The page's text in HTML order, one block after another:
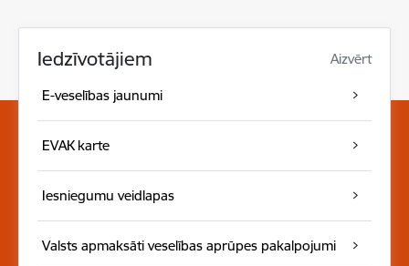
Iedzīvotājiem Aizvērt
E-veselības jaunumi
EVAK karte
Iesniegumu veidlapas
Valsts apmaksāti veselības aprūpes pakalpojumi